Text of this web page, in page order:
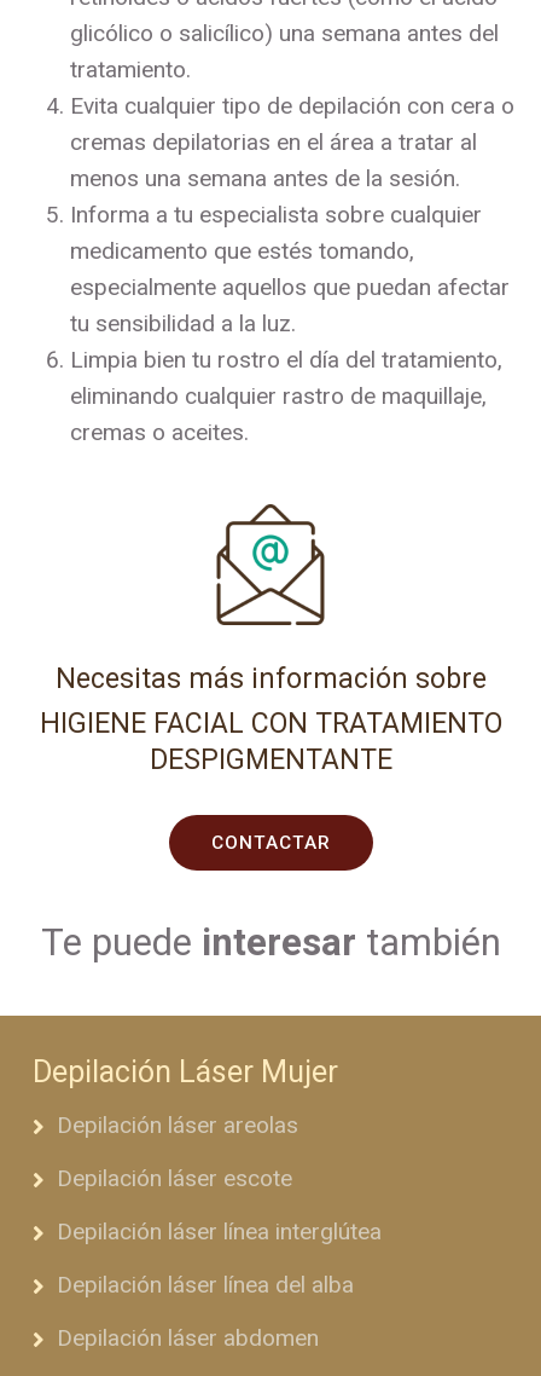
glicólico o salicílico) una semana antes del
tratamiento.
Evita cualquier tipo de depilación con cera o
cremas depilatorias en el área a tratar al
menos una semana antes de la sesión.
Informa a tu especialista sobre cualquier
medicamento que estés tomando,
especialmente aquellos que puedan afectar
tu sensibilidad a la luz.
Limpia bien tu rostro el día del tratamiento,
eliminando cualquier rastro de maquillaje,
cremas o aceites.
Necesitas más información sobre
HIGIENE FACIAL CON TRATAMIENTO
DESPIGMENTANTE
CONTACTAR
Te puede interesar también
Depilación Láser Mujer
Depilación láser areolas
Depilación láser escote
Depilación láser línea interglútea
Depilación láser línea del alba
Depilación láser abdomen